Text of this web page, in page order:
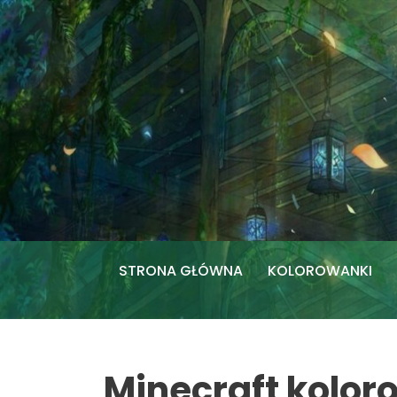
Przejdź
do
treści
STRONA GŁÓWNA KOLOROWANKI